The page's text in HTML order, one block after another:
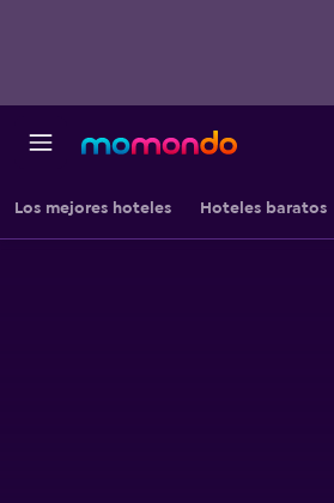
Los mejores hoteles Hoteles baratos